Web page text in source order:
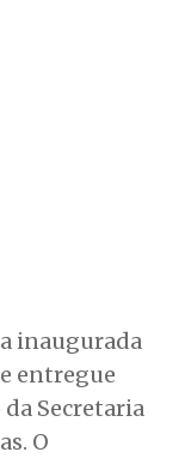
inaugurada
entregue
Secretaria
O